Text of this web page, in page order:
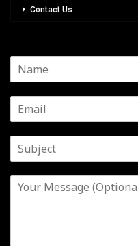
Contact Us